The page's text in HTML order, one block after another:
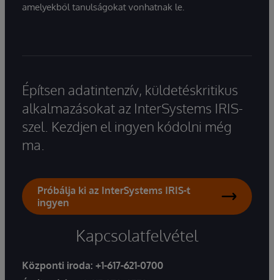
amelyekből tanulságokat vonhatnak le.
Építsen adatintenzív, küldetéskritikus
alkalmazásokat az InterSystems IRIS-
szel. Kezdjen el ingyen kódolni még
ma.
Próbálja ki az InterSystems IRIS-t
ingyen
Kapcsolatfelvétel
Központi iroda: +1-617-621-0700